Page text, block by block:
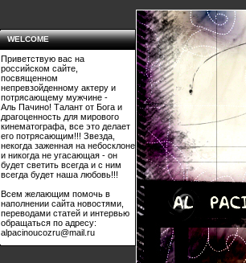
WELCOME
Приветствую вас на
российском сайте,
посвященном
непревзойденному актеру и
потрясающему мужчине -
Аль Пачино! Талант от Бога и
драгоценность для мирового
кинематографа, все это делает
его потрясающим!!! Звезда,
некогда заженная на небосклоне
и никогда не угасающая - он
будет светить всегда и с ним
всегда будет наша любовь!!!
Всем желающим помочь в
наполнении сайта новостями,
переводами статей и интервью
обращаться по адресу:
alpacinoucozru@mail.ru